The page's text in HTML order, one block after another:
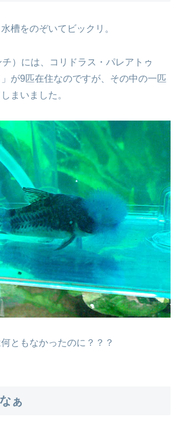
槽をのぞいてビックリ。
）には、コリドラス・パレアトゥ
が9匹在住なのですが、その中の一匹
まいました。
ともなかったのに？？？
ぁ